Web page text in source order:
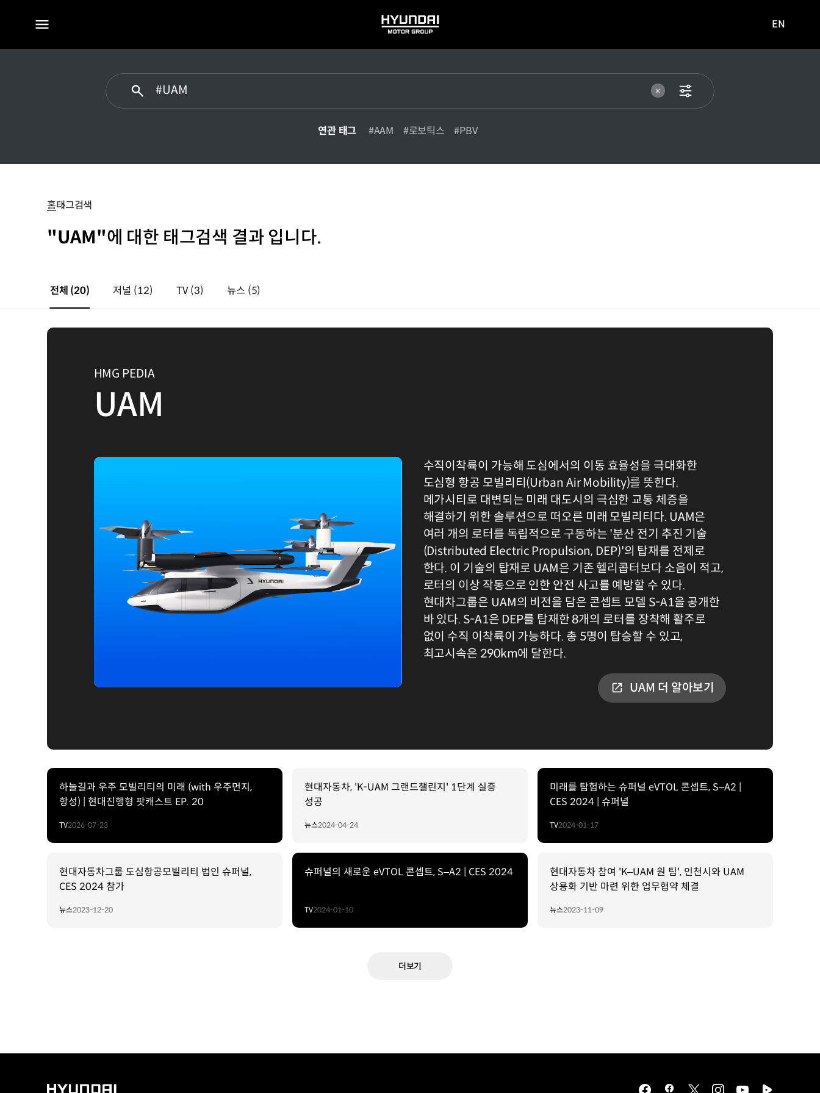
전체
HYUNDAI
MOTOR
사이트로
EN
연관 태그 #AAM #로보틱스 #PBV
홈태그검색
"UAM"에 대한 태그검색 결과 입니다.
전체 (20) 저널 (12) TV(3) 뉴스 (5)
HMG PEDIA
UAM
수직이착륙이 가능해 도심에서의 이동 효율성을 극대화한
도심형 항공 모빌리티(Urban Air Mobility)를 뜻한다.
메가시티로 대변되는 미래 대도시의 극심한 교통 체증을
해결하기 위한 솔루션으로 떠오른 미래 모빌리티다. UAM은
여러 개의 로터를 독립적으로 구동하는 '분산 전기 추진 기술
(Distributed Electric Propulsion, DEP)'의 탑재를 전제로
한다. 이 기술의 탑재로 UAM은 기존 헬리콥터보다 소음이 적고,
로터의 이상 작동으로 인한 안전 사고를 예방할 수 있다.
현대차그룹은 UAM의 비전을 담은 콘셉트 모델 S-A1을 공개한
바 있다. S-A1은 DEP를 탑재한 8개의 로터를 장착해 활주로
없이 수직 이착륙이 가능하다. 총 5명이 탑승할 수 있고,
최고시속은 290km에 달한다.
UAM 더 알아보기
하늘길과 우주 모빌리티의 미래 (with 우주먼지,
항성) | 현대진행형 팟캐스트 EP. 20
TV2026-07-23
현대자동차, 'K-UAM 그랜드챌린지' 1단계 실증
성공
뉴스2024-04-24
미래를 탐험하는 슈퍼널 eVTOL 콘셉트, S–A2 |
CES 2024 | 슈퍼널
TV2024-01-17
현대자동차그룹 도심항공모빌리티 법인 슈퍼널,
CES 2024 참가
뉴스2023-12-20
슈퍼널의 새로운 eVTOL 콘셉트, S–A2 | CES 2024
TV2024-01-10
현대자동차 참여 'K–UAM 원 팀', 인천시와 UAM
상용화 기반 마련 위한 업무협약 체결
뉴스2023-11-09
더보기